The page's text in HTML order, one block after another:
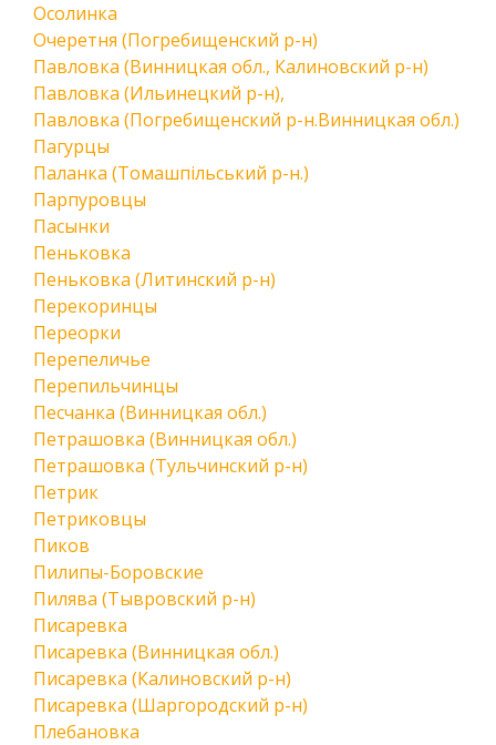
Осолинка
Очеретня (Погребищенский р-н)
Павловка (Винницкая обл., Калиновский р-н)
Павловка (Ильинецкий р-н),
Павловка (Погребищенский р-н.Винницкая обл.)
Пагурцы
Паланка (Томашпільський р-н.)
Парпуровцы
Пасынки
Пеньковка
Пеньковка (Литинский р-н)
Перекоринцы
Переорки
Перепеличье
Перепильчинцы
Песчанка (Винницкая обл.)
Петрашовка (Винницкая обл.)
Петрашовка (Тульчинский р-н)
Петрик
Петриковцы
Пиков
Пилипы-Боровские
Пилява (Тывровский р-н)
Писаревка
Писаревка (Винницкая обл.)
Писаревка (Калиновский р-н)
Писаревка (Шаргородский р-н)
Плебановка